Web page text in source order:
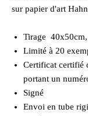
sur papier d'art
Tirage
Limité à 20
Certificat certifié
portant un
Signé
Envoi en tube